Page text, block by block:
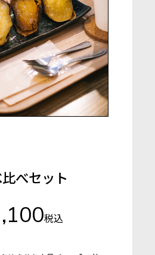
べセット
税込